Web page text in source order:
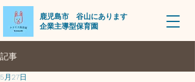
​鹿児島市 谷山にあります
企業主導型保育園
記事
5月27日